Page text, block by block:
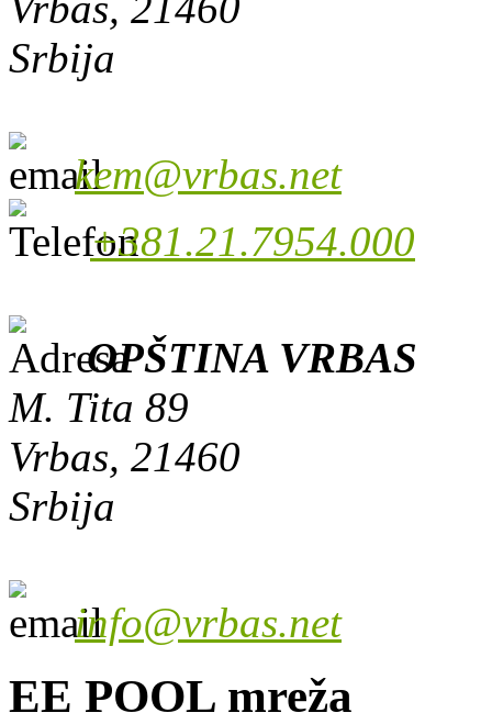
Srbija
kem@vrbas.net
+381.21.7954.000
OPŠTINA VRBAS
M. Tita 89
Vrbas, 21460
Srbija
info@vrbas.net
EE POOL mreža